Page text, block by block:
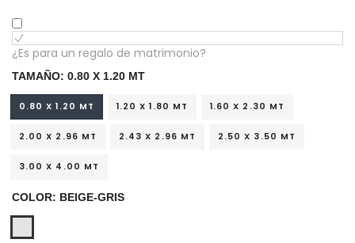
¿Es para un regalo de matrimonio?
TAMAÑO: 0.80 X 1.20 MT
0.80 X 1.20 MT 1.20 X 1.80 MT 1.60 X 2.30 MT
2.00 X 2.96 MT 2.43 X 2.96 MT 2.50 X 3.50 MT
3.00 X 4.00 MT
COLOR: BEIGE-GRIS